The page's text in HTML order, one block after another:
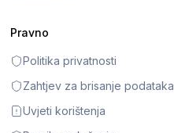
Pravno
Politika privatnosti
Zahtjev za brisanje podataka
Uvjeti korištenja